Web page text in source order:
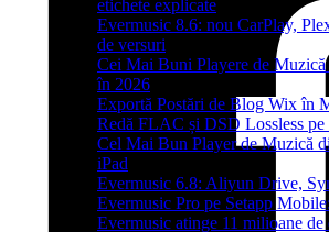
etichete explicate
Evermusic 8.6: nou CarPlay,
de versuri
Cei Mai Buni Playere de
în 2026
Exportă Postări de Blog Wix în
Redă FLAC și DSD Lossless
Cel Mai Bun Player de Muzică
iPad
Evermusic 6.8: Aliyun Drive,
Evermusic Pro pe Setapp
Evermusic atinge 11 milioane